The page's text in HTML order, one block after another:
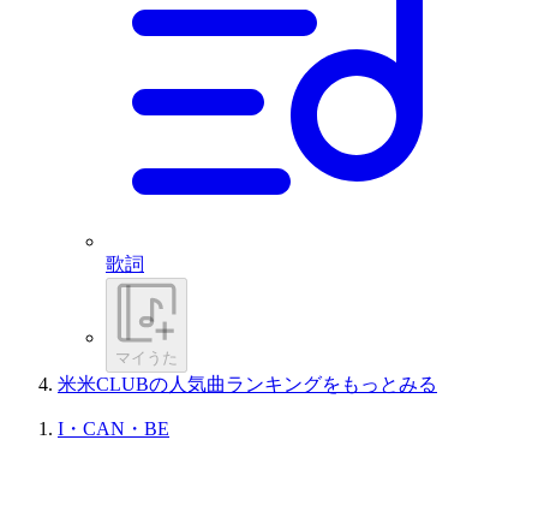
歌詞
マイうた
米米CLUBの人気曲ランキングをもっとみる
I・CAN・BE